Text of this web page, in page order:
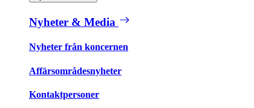
Nyheter & Media
Nyheter från koncernen
Affärsområdesnyheter
Kontaktpersoner